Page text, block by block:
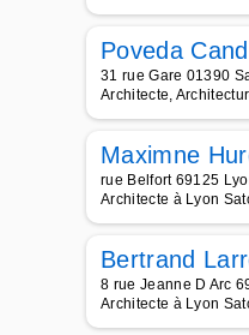
Poveda
31 rue Gare 01390
Architecte,
Maximne
rue Belfort 69125
Architecte à Lyon
Bertrand
8 rue Jeanne D Arc
Architecte à Lyon